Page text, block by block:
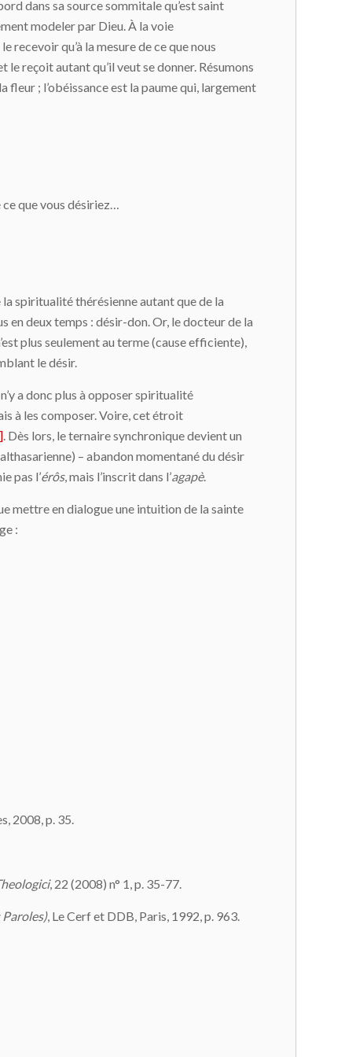
dans sa source sommitale qu’est saint
modeler par Dieu. À la voie
qu’à la mesure de ce que nous
reçoit autant qu’il veut se donner. Résumons
fleur ; l’obéissance est la paume qui, largement
que vous désiriez…
spiritualité thérésienne autant que de la
en deux temps : désir-don. Or, le docteur de la
plus seulement au terme (cause efficiente),
le désir.
a donc plus à opposer spiritualité
à les composer. Voire, cet étroit
. Dès lors, le ternaire synchronique devient un
– abandon momentané du désir
pas l’érôs, mais l’inscrit dans l’agapè.
mettre en dialogue une intuition de la sainte
:
2008, p. 35.
, 22 (2008) n° 1, p. 35-77.
, Le Cerf et DDB, Paris, 1992, p. 963.